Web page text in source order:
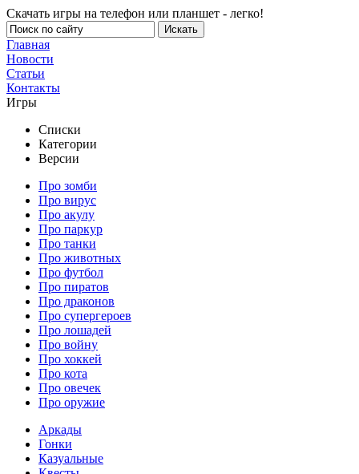
Скачать игры на телефон или планшет - легко!
Главная
Новости
Статьи
Контакты
Игры
Списки
Категории
Версии
Про зомби
Про вирус
Про акулу
Про паркур
Про танки
Про животных
Про футбол
Про пиратов
Про драконов
Про супергероев
Про лошадей
Про войну
Про хоккей
Про кота
Про овечек
Про оружие
Аркады
Гонки
Казуальные